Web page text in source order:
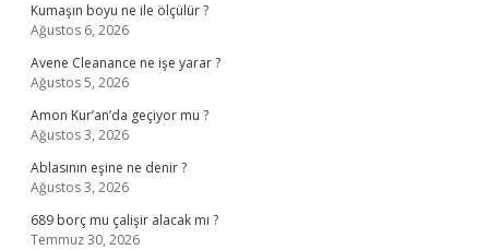
Kumaşın boyu ne ile ölçülür ?
Ağustos 6, 2026
Avene Cleanance ne işe yarar ?
Ağustos 5, 2026
Amon Kur’an’da geçiyor mu ?
Ağustos 3, 2026
Ablasının eşine ne denir ?
Ağustos 3, 2026
689 borç mu çalişir alacak mı ?
Temmuz 30, 2026